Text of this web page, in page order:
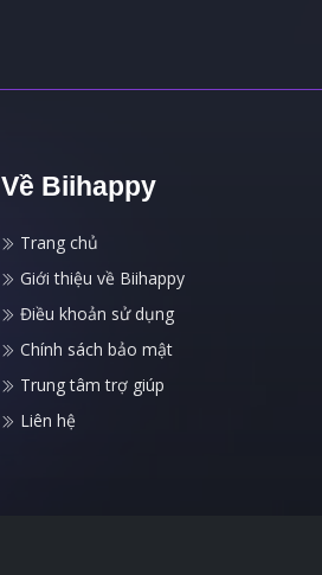
Về Biihappy
Trang chủ
Giới thiệu về Biihappy
Điều khoản sử dụng
Chính sách bảo mật
Trung tâm trợ giúp
Liên hệ